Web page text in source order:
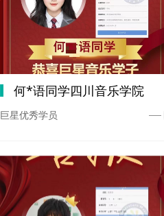
何*语同学四川音乐学院
巨星优秀学员